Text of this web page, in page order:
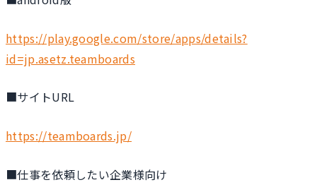
https://play.google.com/store/apps/details?
id=jp.asetz.teamboards
■サイトURL
https://teamboards.jp/
■仕事を依頼したい企業様向け